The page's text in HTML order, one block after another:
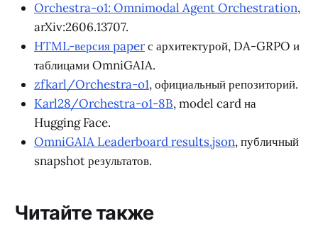
Orchestra-o1: Omnimodal Agent Orchestration,
arXiv:2606.13707.
HTML-версия paperс архитектурой, DA-GRPO и
таблицами OmniGAIA.
zfkarl/Orchestra-o1, официальный репозиторий.
Karl28/Orchestra-o1-8B, model card на
Hugging Face.
OmniGAIA Leaderboard results.json, публичный
snapshot результатов.
Читайте также